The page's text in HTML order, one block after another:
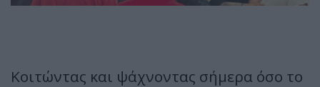
Κοιτώντας και ψάχνοντας σήμερα όσο το